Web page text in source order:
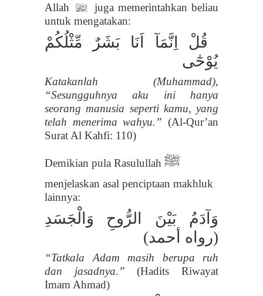
Allah l juga memerintahkan beliau
untuk mengatakan:
قُلْ اِنَّمَآ اَنَا بَشَرٌ مِّثْلُكُمْ
يُوْحٰٓى
Katakanlah (Muhammad),
“Sesungguhnya aku ini hanya
seorang manusia seperti kamu, yang
telah menerima wahyu.” (Al-Qur’an
Surat Al Kahfi: 110)
Demikian pula Rasulullah ﷺ
menjelaskan asal penciptaan makhluk
lainnya:
وَآدَمُ بَيْنَ الرُّوحِ وَالْجَسَدِ
(رواه أحمد)
“Tatkala Adam masih berupa ruh
dan jasadnya.” (Hadits Riwayat
Imam Ahmad)